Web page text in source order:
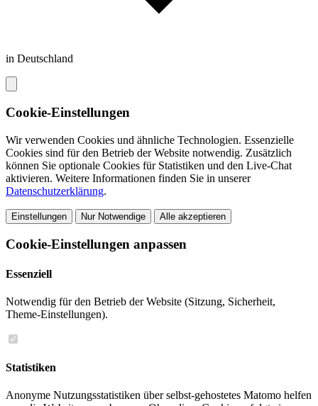
in Deutschland
Cookie-Einstellungen
Wir verwenden Cookies und ähnliche Technologien. Essenzielle
Cookies sind für den Betrieb der Website notwendig. Zusätzlich
können Sie optionale Cookies für Statistiken und den Live-Chat
aktivieren. Weitere Informationen finden Sie in unserer
Datenschutzerklärung.
Einstellungen Nur Notwendige Alle akzeptieren
Cookie-Einstellungen anpassen
Essenziell
Notwendig für den Betrieb der Website (Sitzung, Sicherheit,
Theme-Einstellungen).
Statistiken
Anonyme Nutzungsstatistiken über selbst-gehostetes Matomo helfen